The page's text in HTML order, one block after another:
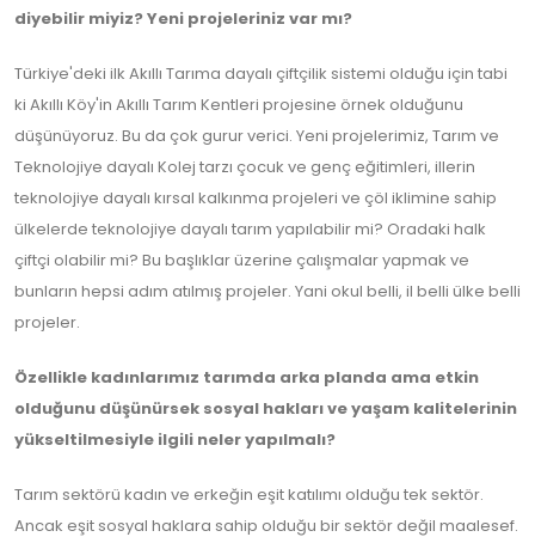
diyebilir miyiz? Yeni projeleriniz var mı?
Türkiye'deki ilk Akıllı Tarıma dayalı çiftçilik sistemi olduğu için tabi
ki Akıllı Köy'in Akıllı Tarım Kentleri projesine örnek olduğunu
düşünüyoruz. Bu da çok gurur verici. Yeni projelerimiz, Tarım ve
Teknolojiye dayalı Kolej tarzı çocuk ve genç eğitimleri, illerin
teknolojiye dayalı kırsal kalkınma projeleri ve çöl iklimine sahip
ülkelerde teknolojiye dayalı tarım yapılabilir mi? Oradaki halk
çiftçi olabilir mi? Bu başlıklar üzerine çalışmalar yapmak ve
bunların hepsi adım atılmış projeler. Yani okul belli, il belli ülke belli
projeler.
Özellikle kadınlarımız tarımda arka planda ama etkin
olduğunu düşünürsek sosyal hakları ve yaşam kalitelerinin
yükseltilmesiyle ilgili neler yapılmalı?
Tarım sektörü kadın ve erkeğin eşit katılımı olduğu tek sektör.
Ancak eşit sosyal haklara sahip olduğu bir sektör değil maalesef.